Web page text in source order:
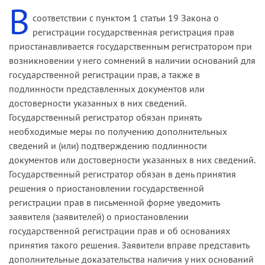
ГК РФ переход права собственности
(хозяйственного ведения, оперативного
управления, пожизненного наследуемого
владения) на сданное в аренду имущество к
другому лицу не является основанием для
изменения или расторжения договора аренды.
По смыслу статьи 617 ГК РФ в связи с переходом
вещного права на арендованное имущество,
включающего правомочие правообладателя на
сдачу имущества в аренду, прежний
арендодатель перестает быть стороной по
договору аренды, а права арендодателя
переходят к обладателю вещного права
независимо от внесения изменений в договор
аренды.
Суд отметил, что данное положение закона не
исключает возможности внесения изменений в
В соответствии с пунктом 16 Положения о
принятии на учет бесхозяйных недвижимых
вещей принятие на учет объекта недвижимого
имущества может быть приостановлено органом,
осуществляющим государственную регистрацию
прав, если из представленных документов
однозначно не следует, что объект недвижимого
имущества является бесхозяйным.
Если в результате принятых органом,
осуществляющим государственную регистрацию
прав, мер по получению дополнительных
сведений и на основании представленных
органом местного самоуправления
дополнительных доказательств нельзя сделать
вывод о том, что объект недвижимого
имущества является бесхозяйным или лицо,
В соответствии с пунктом 1 статьи 19 Закона о
регистрации государственная регистрация прав
приостанавливается государственным регистратором при
возникновении у него сомнений в наличии оснований для
государственной регистрации прав, а также в
подлинности представленных документов или
достоверности указанных в них сведений.
Государственный регистратор обязан принять
необходимые меры по получению дополнительных
сведений и (или) подтверждению подлинности
документов или достоверности указанных в них сведений.
Государственный регистратор обязан в день принятия
решения о приостановлении государственной
регистрации прав в письменной форме уведомить
заявителя (заявителей) о приостановлении
государственной регистрации прав и об основаниях
принятия такого решения. Заявители вправе представить
дополнительные доказательства наличия у них оснований